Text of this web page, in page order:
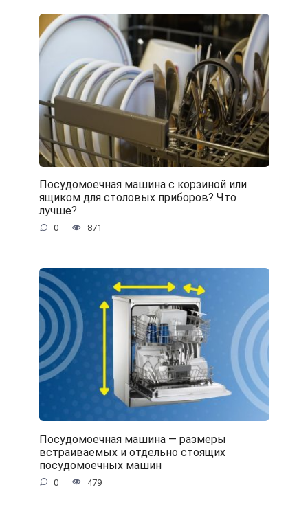
Посудомоечная машина с корзиной или
ящиком для столовых приборов? Что
лучше?
0 871
Посудомоечная машина — размеры
встраиваемых и отдельно стоящих
посудомоечных машин
0 479